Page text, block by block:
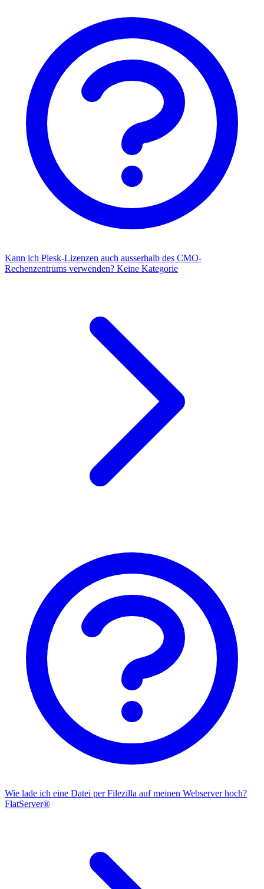
Kann ich Plesk-Lizenzen auch ausserhalb des CMO-
Rechenzentrums verwenden? Keine Kategorie
Wie lade ich eine Datei per Filezilla auf meinen Webserver hoch?
FlatServer®